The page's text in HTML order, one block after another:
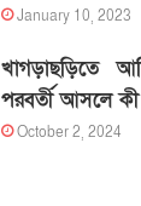
January 10, 2023
খাগড়াছড়িতে
পরবর্তী আসলে
October 2, 2024